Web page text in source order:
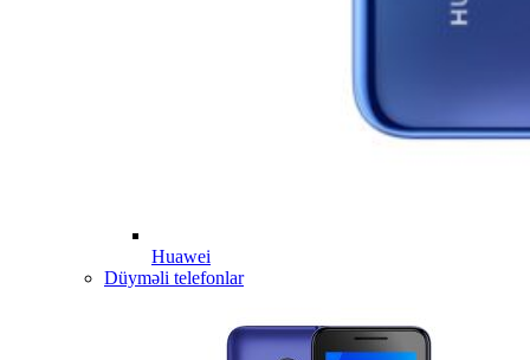
Huawei
Düyməli telefonlar